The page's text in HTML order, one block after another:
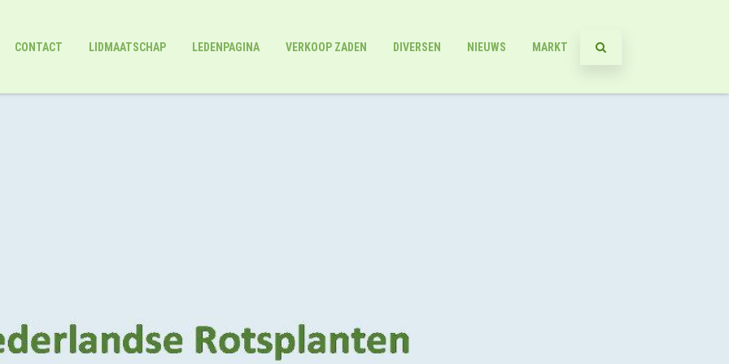
CONTACT LIDMAATSCHAP LEDENPAGINA VERKOOP ZADEN DIVERSEN NIEUWS MARKT